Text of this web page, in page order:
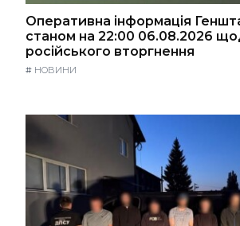
Оперативна інформація
станом на 22:00 06.08.2026
російського вторгнення
# НОВИНИ